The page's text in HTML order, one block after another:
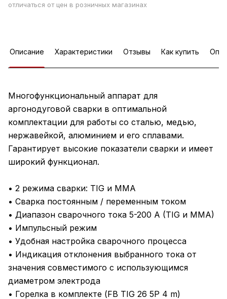
отличаться от цен в розничных магазинах
Описание Характеристики Отзывы Как купить
Многофункциональный аппарат для
аргонодуговой сварки в оптимальной
комплектации для работы со сталью, медью,
нержавейкой, алюминием и его сплавами.
Гарантирует высокие показатели сварки и имеет
широкий функционал.
• 2 режима сварки: TIG и MMA
• Сварка постоянным / переменным током
• Диапазон сварочного тока 5-200 A (TIG и MMA)
• Импульсный режим
• Удобная настройка сварочного процесса
• Индикация отклонения выбранного тока от
значения совместимого с использующимся
диаметром электрода
• Горелка в комплекте (FB TIG 26 5P 4 m)